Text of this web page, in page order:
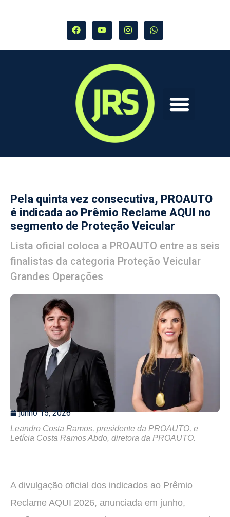
Pela quinta vez consecutiva, PROAUTO
é indicada ao Prêmio Reclame AQUI no
segmento de Proteção Veicular
Lista oficial coloca a PROAUTO entre as seis
finalistas da categoria Proteção Veicular
Grandes Operações
junho 15, 2026
Leandro Costa Ramos, presidente da PROAUTO, e
Letícia Costa Ramos Abdo, diretora da PROAUTO.
A divulgação oficial dos indicados ao Prêmio
Reclame AQUI 2026, anunciada em junho,